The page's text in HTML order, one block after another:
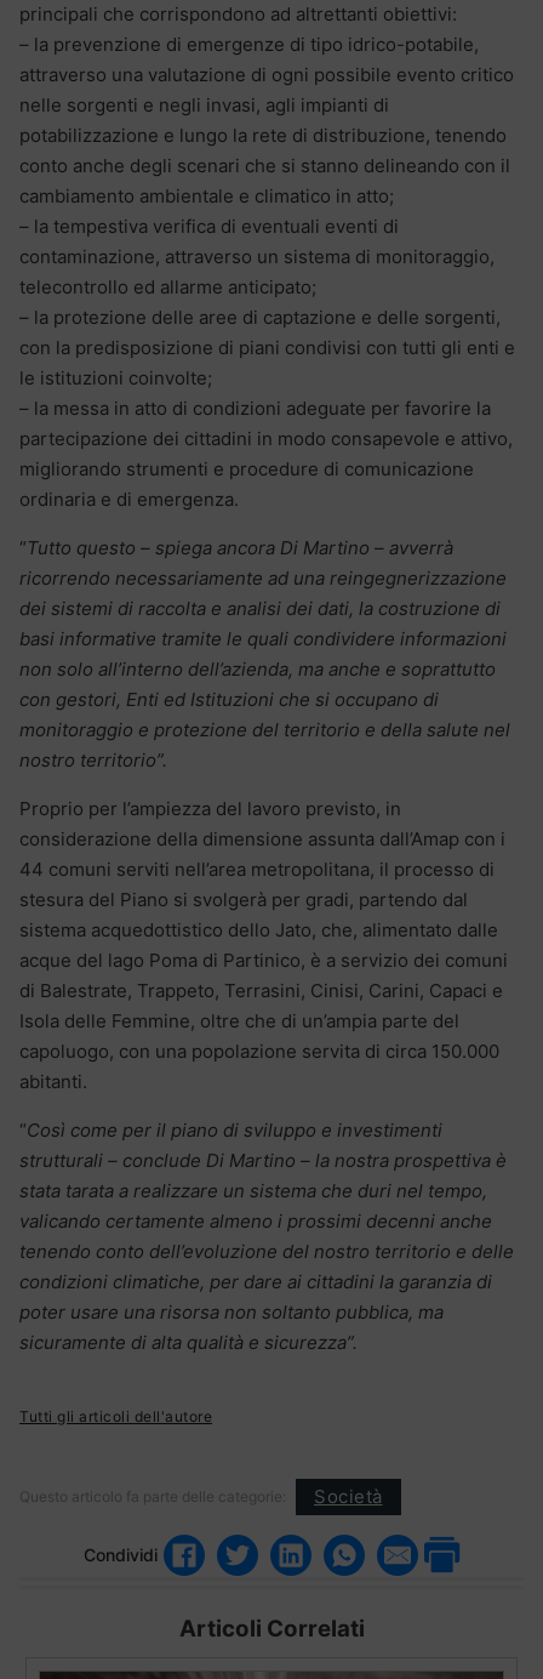
principali che corrispondono ad altrettanti obiettivi:
– la prevenzione di emergenze di tipo idrico-potabile,
attraverso una valutazione di ogni possibile evento critico
nelle sorgenti e negli invasi, agli impianti di
potabilizzazione e lungo la rete di distribuzione, tenendo
conto anche degli scenari che si stanno delineando con il
cambiamento ambientale e climatico in atto;
– la tempestiva verifica di eventuali eventi di
contaminazione, attraverso un sistema di monitoraggio,
telecontrollo ed allarme anticipato;
– la protezione delle aree di captazione e delle sorgenti,
con la predisposizione di piani condivisi con tutti gli enti e
le istituzioni coinvolte;
– la messa in atto di condizioni adeguate per favorire la
partecipazione dei cittadini in modo consapevole e attivo,
migliorando strumenti e procedure di comunicazione
ordinaria e di emergenza.
“Tutto questo – spiega ancora Di Martino – avverrà
ricorrendo necessariamente ad una reingegnerizzazione
dei sistemi di raccolta e analisi dei dati, la costruzione di
basi informative tramite le quali condividere informazioni
non solo all’interno dell’azienda, ma anche e soprattutto
con gestori, Enti ed Istituzioni che si occupano di
monitoraggio e protezione del territorio e della salute nel
nostro territorio”.
Proprio per l’ampiezza del lavoro previsto, in
considerazione della dimensione assunta dall’Amap con i
44 comuni serviti nell’area metropolitana, il processo di
stesura del Piano si svolgerà per gradi, partendo dal
sistema acquedottistico dello Jato, che, alimentato dalle
acque del lago Poma di Partinico, è a servizio dei comuni
di Balestrate, Trappeto, Terrasini, Cinisi, Carini, Capaci e
Isola delle Femmine, oltre che di un’ampia parte del
capoluogo, con una popolazione servita di circa 150.000
abitanti.
“Così come per il piano di sviluppo e investimenti
strutturali – conclude Di Martino – la nostra prospettiva è
stata tarata a realizzare un sistema che duri nel tempo,
valicando certamente almeno i prossimi decenni anche
tenendo conto dell’evoluzione del nostro territorio e delle
condizioni climatiche, per dare ai cittadini la garanzia di
poter usare una risorsa non soltanto pubblica, ma
sicuramente di alta qualità e sicurezza”.
Tutti gli articoli dell'autore
Questo articolo fa parte delle categorie: Società
Condividi
Articoli Correlati